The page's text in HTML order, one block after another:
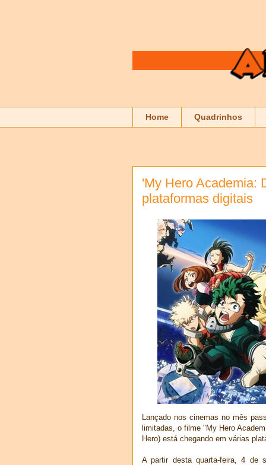
Home Quadrinhos
'My Hero Academia:
plataformas digitais
Lançado nos cinemas no mês
limitadas, o filme "My Hero
Hero) está chegando em várias
A partir desta quarta-feira, 4 de